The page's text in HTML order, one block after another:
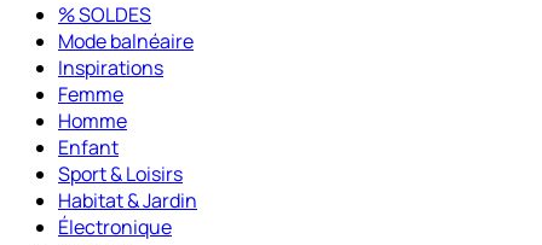
% SOLDES
Mode balnéaire
Inspirations
Femme
Homme
Enfant
Sport & Loisirs
Habitat & Jardin
Électronique